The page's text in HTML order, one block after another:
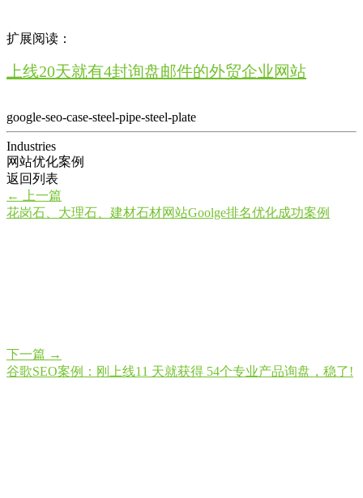
扩展阅读：
上线20天就有4封询盘邮件的外贸企业网站
google-seo-case-steel-pipe-steel-plate
Industries
网站优化案例
返回列表
←
上一篇
花岗石、大理石、建材石材网站Goolge排名优化成功案例
下一篇 →
谷歌SEO案例：刚上线11 天就获得 54个专业产品询盘，稳了!